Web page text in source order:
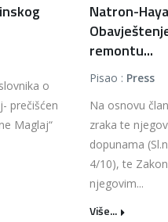
o
prečišćen
Maglaj“
Natron-
remontu...
Pisao : Press
Na osnovu
zraka te
dopunama
4/10), te
njegovim...
Više...